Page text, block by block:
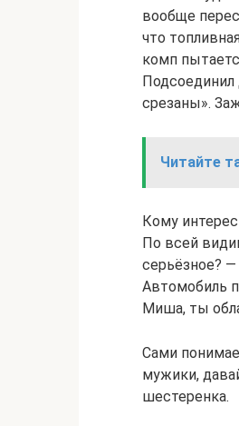
вообще
что
комп
Подсоединил
срезаны».
Читайте
Кому
По всей
серьёзное?
Автомобиль
Миша, ты
Сами
мужики,
шестеренка.